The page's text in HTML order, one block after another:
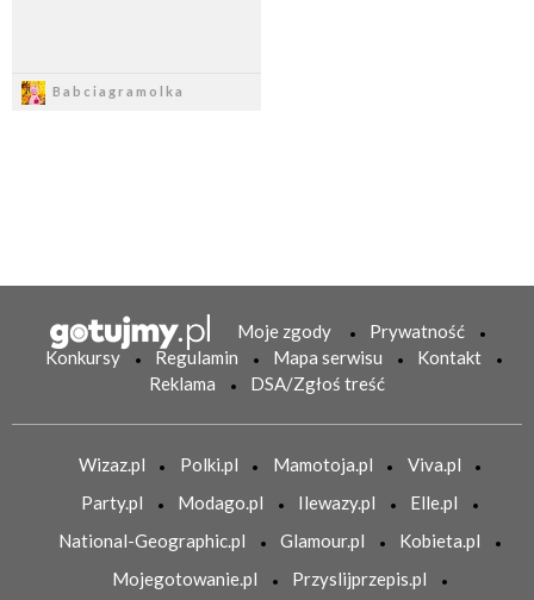
Babciagramolka
Moje zgody
Prywatność
Konkursy
Regulamin Mapa serwisu
Kontakt
Reklama
DSA/Zgłoś treść
Wizaz.pl Polki.pl Mamotoja.pl
Viva.pl
Party.pl
Modago.pl Ilewazy.pl
Elle.pl
National-Geographic.pl
Glamour.pl
Kobieta.pl
Mojegotowanie.pl
Przyslijprzepis.pl